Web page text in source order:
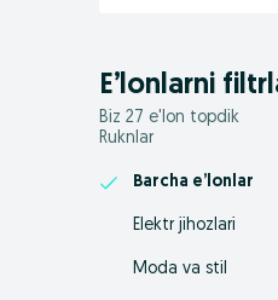
E’lonlarni
Biz 27 e'lon topdik
Ruknlar
Barcha e’lonlar
Elektr jihozlari
Moda va stil